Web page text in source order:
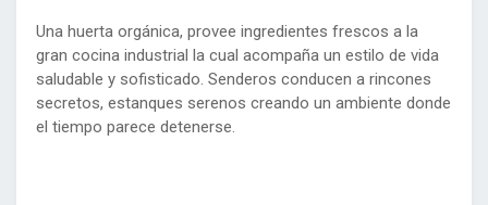
Una huerta orgánica, provee ingredientes frescos a la
gran cocina industrial la cual acompaña un estilo de vida
saludable y sofisticado. Senderos conducen a rincones
secretos, estanques serenos creando un ambiente donde
el tiempo parece detenerse.